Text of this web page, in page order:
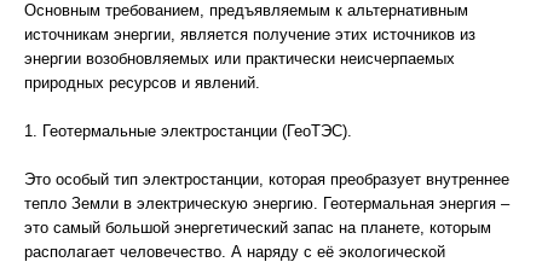
Основным требованием, предъявляемым к альтернативным
источникам энергии, является получение этих источников из
энергии возобновляемых или практически неисчерпаемых
природных ресурсов и явлений.
1. Геотермальные электростанции (ГеоТЭС).
Это особый тип электростанции, которая преобразует внутреннее
тепло Земли в электрическую энергию. Геотермальная энергия –
это самый большой энергетический запас на планете, которым
располагает человечество. А наряду с её экологической